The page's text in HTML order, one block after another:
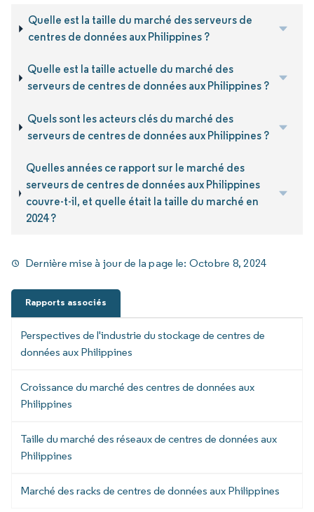
Quelle est la taille du marché des serveurs de
centres de données aux Philippines ?
Quelle est la taille actuelle du marché des
serveurs de centres de données aux Philippines ?
Quels sont les acteurs clés du marché des
serveurs de centres de données aux Philippines ?
Quelles années ce rapport sur le marché des
serveurs de centres de données aux Philippines
couvre-t-il, et quelle était la taille du marché en
2024 ?
Dernière mise à jour de la page le: Octobre 8, 2024
Rapports associés
Perspectives de l'industrie du stockage de centres de
données aux Philippines
Croissance du marché des centres de données aux
Philippines
Taille du marché des réseaux de centres de données aux
Philippines
Marché des racks de centres de données aux Philippines